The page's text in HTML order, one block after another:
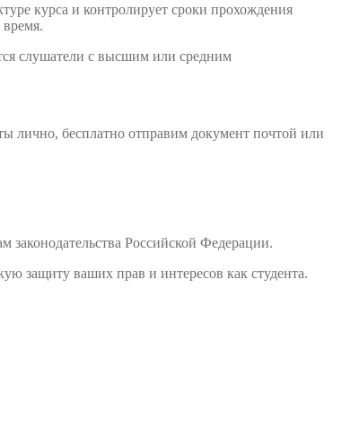
курса и контролирует сроки прохождения
слушатели с высшим или средним
лично, бесплатно отправим документ почтой или
Российской Федерации.
защиту ваших прав и интересов как студента.